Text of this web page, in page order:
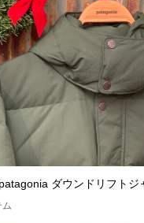
ダウンドリフトジ
ム